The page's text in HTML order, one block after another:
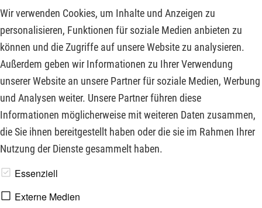
Wir verwenden Cookies, um Inhalte und Anzeigen zu
personalisieren, Funktionen für soziale Medien anbieten zu
können und die Zugriffe auf unsere Website zu analysieren.
Außerdem geben wir Informationen zu Ihrer Verwendung
unserer Website an unsere Partner für soziale Medien, Werbung
und Analysen weiter. Unsere Partner führen diese
Informationen möglicherweise mit weiteren Daten zusammen,
die Sie ihnen bereitgestellt haben oder die sie im Rahmen Ihrer
Nutzung der Dienste gesammelt haben.
Essenziell
Externe Medien
nationalen wie internationalen Wertschöpfungsketten
erhöhen und diese von den Unternehmen an die Endkunden
weitergegeben werden. Ökonomen erwarten daher einen
moderaten bis spürbaren Inflationsschub, je nach Länge des
Irankrieges und den bis dahin eingetretenen längerfristigen
Schäden an den dortigen Erdöl- und Erdgasanlagen.
www.derfinanzinvestor.de - © 2026 - Die Publikation für